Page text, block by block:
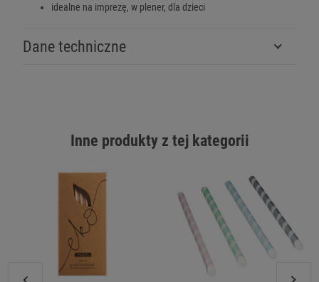
idealne na imprezę, w plener, dla dzieci
Dane techniczne
Inne produkty z tej kategorii